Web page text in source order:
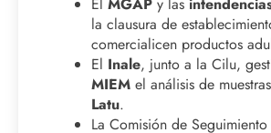
la clausura de
comercialicen productos
El Inale, junto a la Cilu,
MIEM el análisis de
Latu.
La Comisión de